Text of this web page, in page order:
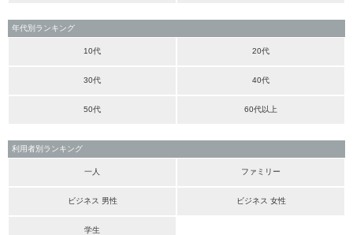
年代別ランキング
10代 20代
30代 40代
50代 60代以上
利用者別ランキング
一人 ファミリー
ビジネス 男性 ビジネス 女性
学生